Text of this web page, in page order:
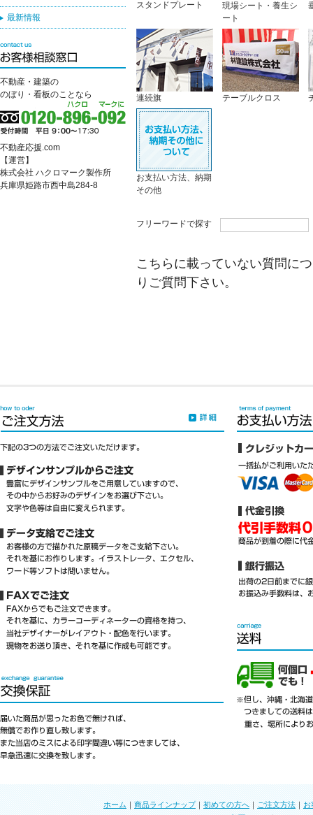
スタンドプレート
現場シート・養生シ
ート
連続旗 テーブルクロス
お支払い方法、納期
その他
フリーワードで探す
こちらに載っていない質問に
りご質問下さい。
最新情報
不動産・建築の
のぼり・看板のことなら
不動産応援.com
【運営】
株式会社 ハクロマーク製作所
兵庫県姫路市西中島284-8
ホーム ｜ 商品ラインナップ｜ 初めての方へ ｜ ご注文方法 ｜ お